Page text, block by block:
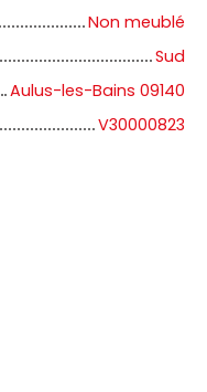
Non meublé
Sud
Aulus-les-Bains 09140
V30000823